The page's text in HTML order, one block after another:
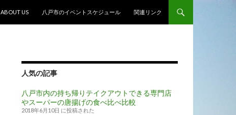
ABOUT US
八戸市のイベントスケジュール 関連リンク
人気の記事
八戸市内の持ち帰りテイクアウトできる専門店
やスーパーの唐揚げの食べ比べ比較
2018年6月10日 に投稿された